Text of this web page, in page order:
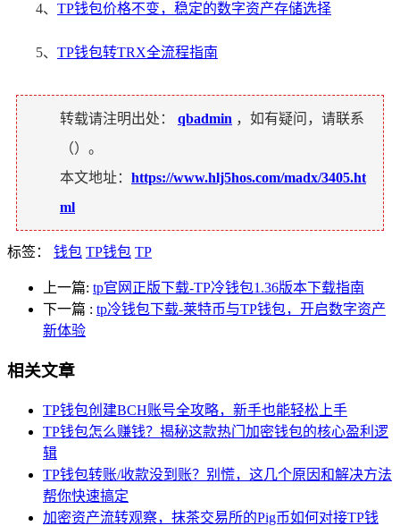
4、 TP钱包价格不变，稳定的数字资产存储选择
5、 TP钱包转TRX全流程指南
转载请注明出处： qbadmin ，如有疑问，请联系
（）。
本文地址： https://www.hlj5hos.com/madx/3405.ht
ml
标签： 钱包 TP钱包 TP
上一篇: tp官网正版下载-TP冷钱包1.36版本下载指南
下一篇 : tp冷钱包下载-莱特币与TP钱包，开启数字资产
新体验
相关文章
TP钱包创建BCH账号全攻略，新手也能轻松上手
TP钱包怎么赚钱？揭秘这款热门加密钱包的核心盈利逻
辑
TP钱包转账/收款没到账？别慌，这几个原因和解决方法
帮你快速搞定
加密资产流转观察，抹茶交易所的Pig币如何对接TP钱